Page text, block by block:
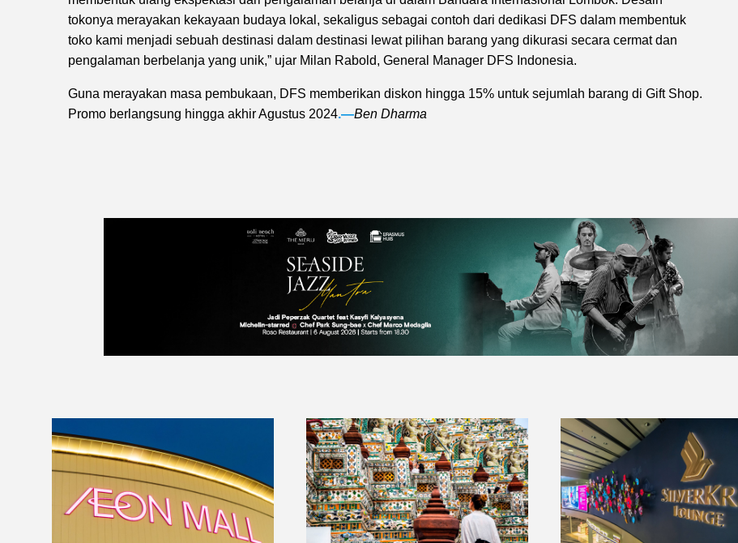
tokonya merayakan kekayaan budaya lokal, sekaligus sebagai contoh dari dedikasi DFS dalam membentuk
toko kami menjadi sebuah destinasi dalam destinasi lewat pilihan barang yang dikurasi secara cermat dan
pengalaman berbelanja yang unik,” ujar Milan Rabold, General Manager DFS Indonesia.
Guna merayakan masa pembukaan, DFS memberikan diskon hingga 15% untuk sejumlah barang di Gift Shop.
Promo berlangsung hingga akhir Agustus 2024.—Ben Dharma